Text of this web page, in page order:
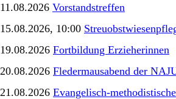
11.08.2026 Vorstandstreffen
15.08.2026, 10:00
19.08.2026 Fortbildung Erzieherinnen
20.08.2026 Fledermausabend der
21.08.2026 Evangelisch-